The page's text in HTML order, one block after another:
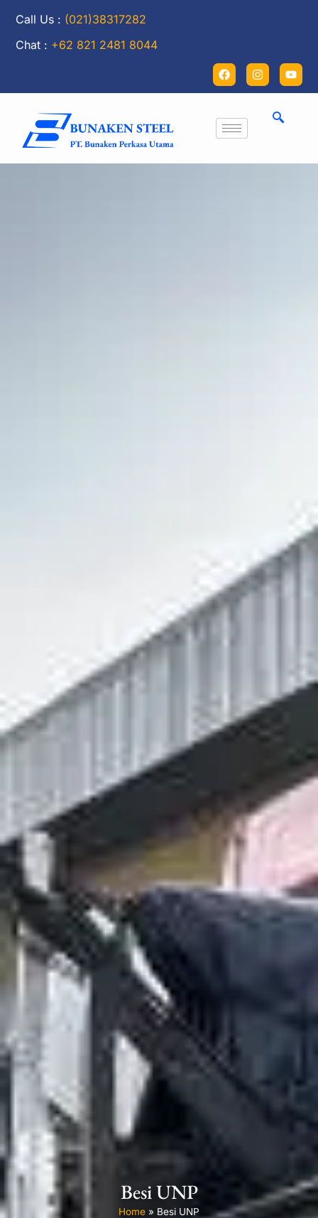
Call Us : (021)38317282
Chat : +62 821 2481 8044
Besi UNP
Home » Besi UNP